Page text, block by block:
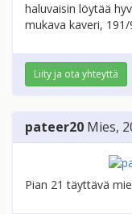
haluvaisin löytää
mukava kaveri, 191/
Liity ja ota yhteyttä
pateer20 Mies,
Pian 21 täyttävä